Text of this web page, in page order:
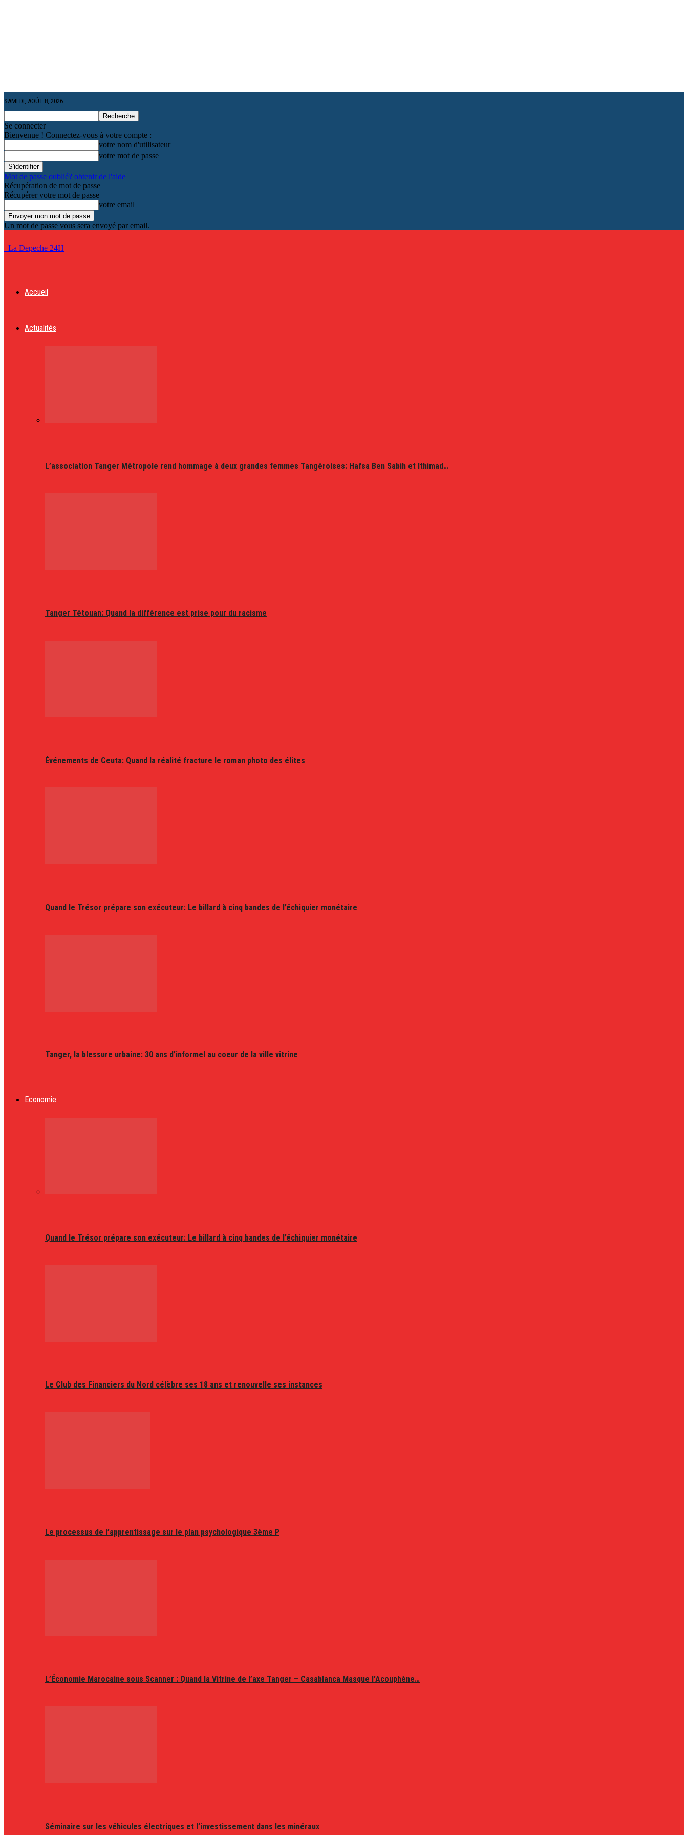
SAMEDI, AOÛT 8, 2026
Se connecter
Bienvenue ! Connectez-vous à votre compte :
votre nom d'utilisateur
votre mot de passe
Mot de passe oublié? obtenir de l'aide
Récupération de mot de passe
Récupérer votre mot de passe
votre email
Un mot de passe vous sera envoyé par email.
La Depeche 24H
Accueil
Actualités
L’association Tanger Métropole rend hommage à deux grandes femmes Tangéroises: Hafsa Ben Sabih et Ithimad…
Tanger Tétouan: Quand la différence est prise pour du racisme
Événements de Ceuta: Quand la réalité fracture le roman photo des élites
Quand le Trésor prépare son exécuteur: Le billard à cinq bandes de l’échiquier monétaire
Tanger, la blessure urbaine: 30 ans d’informel au coeur de la ville vitrine
Economie
Quand le Trésor prépare son exécuteur: Le billard à cinq bandes de l’échiquier monétaire
Le Club des Financiers du Nord célèbre ses 18 ans et renouvelle ses instances
Le processus de l’apprentissage sur le plan psychologique 3ème P
L’Économie Marocaine sous Scanner : Quand la Vitrine de l’axe Tanger – Casablanca Masque l’Acouphène…
Séminaire sur les véhicules électriques et l’investissement dans les minéraux